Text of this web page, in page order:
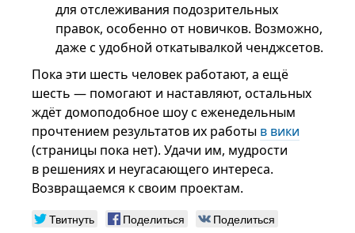
для отслеживания подозрительных
правок, особенно от новичков. Возможно,
даже с удобной откатывалкой ченджсетов.
Пока эти шесть человек работают, а ещё
шесть — помогают и наставляют, остальных
ждёт домоподобное шоу с еженедельным
прочтением результатов их работы в вики
(страницы пока нет). Удачи им, мудрости
в решениях и неугасающего интереса.
Возвращаемся к своим проектам.
Твитнуть Поделиться
Поделиться